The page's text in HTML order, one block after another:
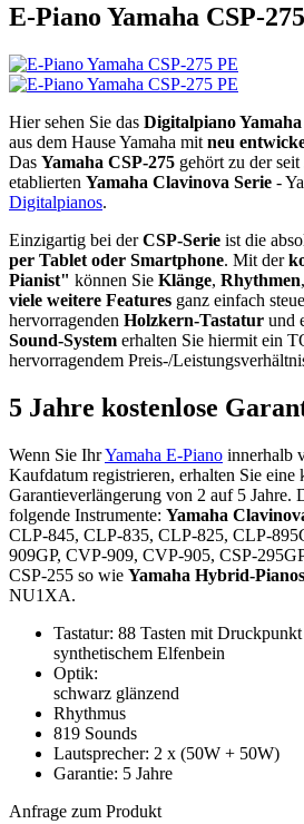
E-Piano Yamaha CSP-
Hier sehen Sie das Digitalpiano
aus dem Hause Yamaha mit neu
Das Yamaha CSP-275 gehört zu der
etablierten Yamaha Clavinova Serie -
Digitalpianos.
Einzigartig bei derCSP-Serie ist die
per Tablet oder Smartphone. Mit der
Pianist" können Sie Klänge, Rhythmen,
viele weitere Features ganz einfach
hervorragenden Holzkern-Tastatur und
Sound-System erhalten Sie hiermit ein
hervorragendem Preis-/
5 Jahre kostenlose
Wenn Sie IhrYamaha E-Piano innerhalb
Kaufdatum registrieren, erhalten Sie eine
Garantieverlängerung von 2 auf 5 Jahre.
folgende Instrumente: Yamaha
CLP-845, CLP-835, CLP-825, CLP-
909GP, CVP-909, CVP-905, CSP-
CSP-255 so wie Yamaha Hybrid-Pianos
NU1XA.
Tastatur: 88 Tasten mit
synthetischem Elfenbein
Optik:
schwarz glänzend
Rhythmus
819 Sounds
Lautsprecher: 2 x (50W + 50W)
Garantie: 5 Jahre
Anfrage zum Produkt